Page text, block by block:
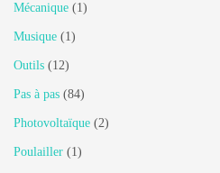
Mécanique (1)
Musique (1)
Outils (12)
Pas à pas (84)
Photovoltaïque (2)
Poulailler (1)